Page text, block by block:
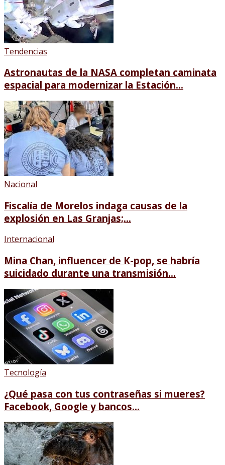
Tendencias
Astronautas de la NASA completan caminata
espacial para modernizar la Estación...
Nacional
Fiscalía de Morelos indaga causas de la
explosión en Las Granjas;...
Internacional
Mina Chan, influencer de K-pop, se habría
suicidado durante una transmisión...
Tecnología
¿Qué pasa con tus contraseñas si mueres?
Facebook, Google y bancos...